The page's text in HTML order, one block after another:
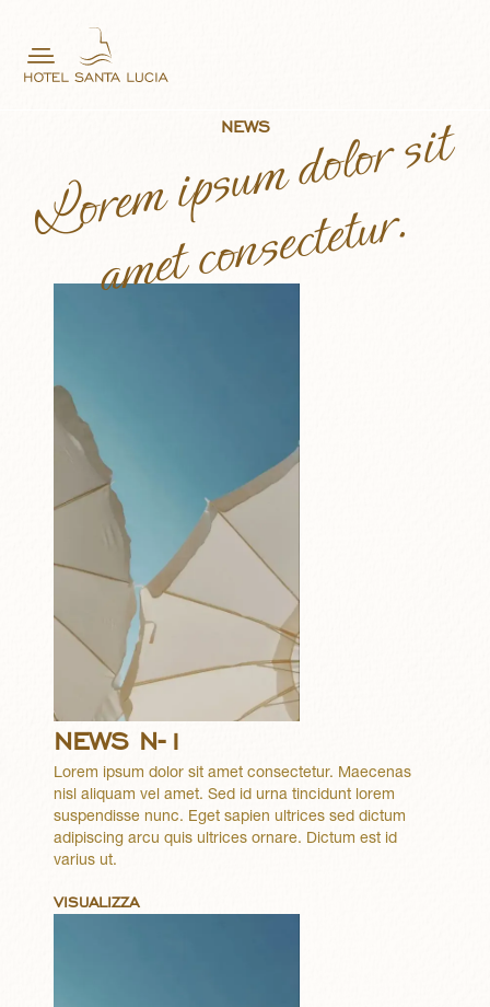
NEWS
Lorem ipsum dolor sit
amet consectetur.
NEWS N-1
Lorem ipsum dolor sit amet consectetur. Maecenas
nisl aliquam vel amet. Sed id urna tincidunt lorem
suspendisse nunc. Eget sapien ultrices sed dictum
adipiscing arcu quis ultrices ornare. Dictum est id
varius ut.
VISUALIZZA